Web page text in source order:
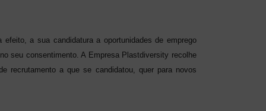
a sua candidatura a oportunidades de emprego
seu consentimento. A Empresa Plastdiversity recolhe
recrutamento a que se candidatou, quer para novos